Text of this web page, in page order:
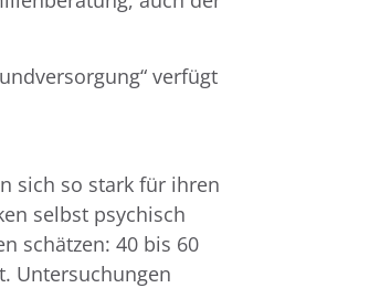
verfügt
sich so stark für ihren
selbst psychisch
schätzen: 40 bis 60
Untersuchungen